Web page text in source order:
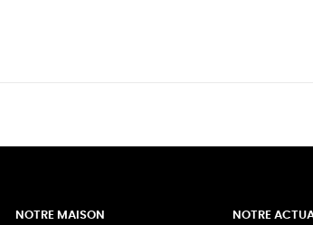
NOTRE MAISON NOTRE